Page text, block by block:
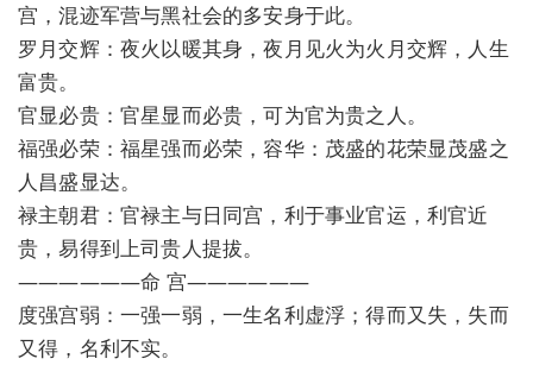
宫，混迹军营与黑社会的多安身于此。
罗月交辉：夜火以暖其身，夜月见火为火月交辉，人生
富贵。
官显必贵：官星显而必贵，可为官为贵之人。
福强必荣：福星强而必荣，容华：茂盛的花荣显茂盛之
人昌盛显达。
禄主朝君：官禄主与日同宫，利于事业官运，利官近
贵，易得到上司贵人提拔。
——————命 宫——————
度强宫弱：一强一弱，一生名利虚浮；得而又失，失而
又得，名利不实。